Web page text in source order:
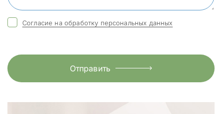
Согласие на обработку персональных данных
Отправить